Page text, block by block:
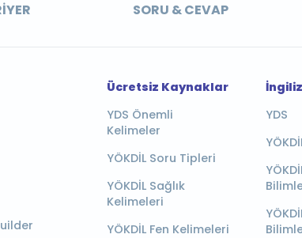
SORU & CEVAP
Ücretsiz Kaynaklar
YDS Önemli
Kelimeler
YÖKDİL Soru Tipleri
YÖKDİL Sağlık
Kelimeleri
YÖKDİL Fen Kelimeleri
YDS